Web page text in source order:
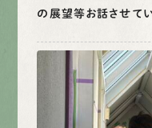
の展望等お話させて